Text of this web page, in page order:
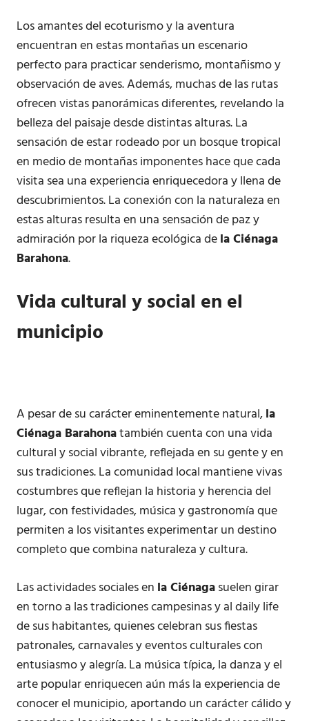
Los amantes del ecoturismo y la aventura
encuentran en estas montañas un escenario
perfecto para practicar senderismo, montañismo y
observación de aves. Además, muchas de las rutas
ofrecen vistas panorámicas diferentes, revelando la
belleza del paisaje desde distintas alturas. La
sensación de estar rodeado por un bosque tropical
en medio de montañas imponentes hace que cada
visita sea una experiencia enriquecedora y llena de
descubrimientos. La conexión con la naturaleza en
estas alturas resulta en una sensación de paz y
admiración por la riqueza ecológica dela Ciénaga
Barahona.
Vida cultural y social en el
municipio
A pesar de su carácter eminentemente natural,la
Ciénaga Barahonatambién cuenta con una vida
cultural y social vibrante, reflejada en su gente y en
sus tradiciones. La comunidad local mantiene vivas
costumbres que reflejan la historia y herencia del
lugar, con festividades, música y gastronomía que
permiten a los visitantes experimentar un destino
completo que combina naturaleza y cultura.
Las actividades sociales en la Ciénagasuelen girar
en torno a las tradiciones campesinas y al daily life
de sus habitantes, quienes celebran sus fiestas
patronales, carnavales y eventos culturales con
entusiasmo y alegría. La música típica, la danza y el
arte popular enriquecen aún más la experiencia de
conocer el municipio, aportando un carácter cálido y